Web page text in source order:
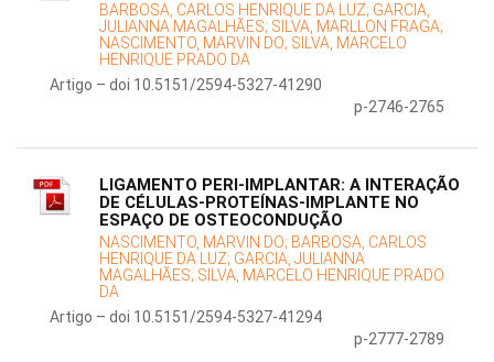
BARBOSA, CARLOS HENRIQUE DA LUZ; GARCIA,
JULIANNA MAGALHÃES; SILVA, MARLLON FRAGA;
NASCIMENTO, MARVIN DO; SILVA, MARCELO
HENRIQUE PRADO DA
Artigo – doi 10.5151/2594-5327-41290
p-2746-2765
LIGAMENTO PERI-IMPLANTAR: A INTERAÇÃO
DE CÉLULAS-PROTEÍNAS-IMPLANTE NO
ESPAÇO DE OSTEOCONDUÇÃO
NASCIMENTO, MARVIN DO; BARBOSA, CARLOS
HENRIQUE DA LUZ; GARCIA, JULIANNA
MAGALHÃES; SILVA, MARCELO HENRIQUE PRADO
DA
Artigo – doi 10.5151/2594-5327-41294
p-2777-2789